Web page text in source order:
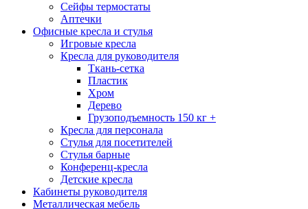
Сейфы термостаты
Аптечки
Офисные кресла и стулья
Игровые кресла
Кресла для руководителя
Ткань-сетка
Пластик
Хром
Дерево
Грузоподъемность 150 кг +
Кресла для персонала
Стулья для посетителей
Стулья барные
Конференц-кресла
Детские кресла
Кабинеты руководителя
Металлическая мебель